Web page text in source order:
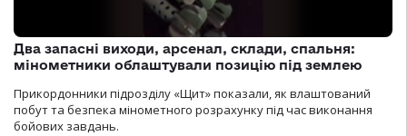
Два запасні виходи, арсенал, склади, спальня:
мінометники облаштували позицію під землею
Прикордонники підрозділу «Щит» показали, як влаштований
побут та безпека мінометного розрахунку під час виконання
бойових завдань.